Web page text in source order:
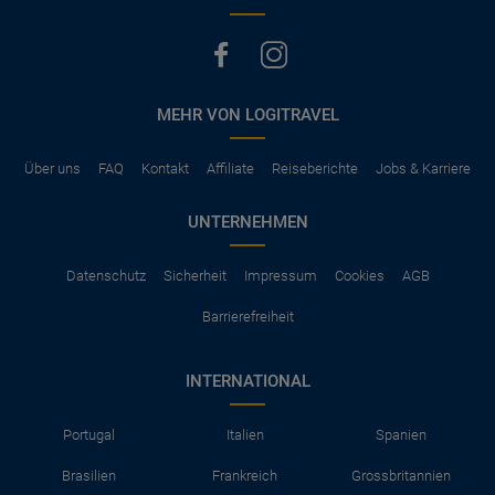
MEHR VON LOGITRAVEL
Über uns FAQ Kontakt Affiliate Reiseberichte Jobs & Karriere
UNTERNEHMEN
Datenschutz Sicherheit Impressum Cookies AGB
Barrierefreiheit
INTERNATIONAL
Portugal Italien Spanien
Brasilien Frankreich Grossbritannien